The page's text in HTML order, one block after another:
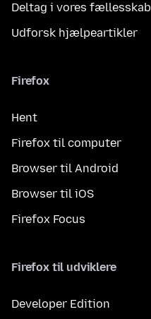
Deltag i vores fællesskab
Udforsk hjælpeartikler
Firefox
Hent
Firefox til computer
Browser til Android
Browser til iOS
Firefox Focus
Firefox til udviklere
Developer Edition